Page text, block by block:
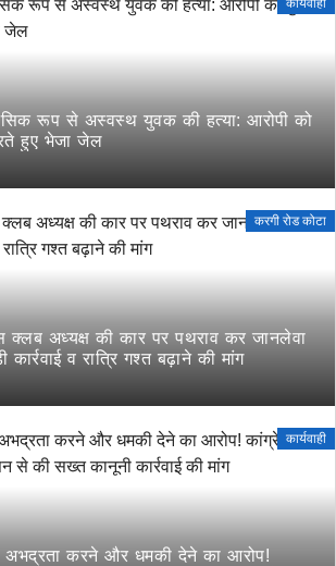
कार्यवाही
रूप से अस्वस्थ युवक की हत्या: आरोपी को
हुए भेजा जेल
करगी रोड कोटा
अध्यक्ष की कार पर पथराव कर जानलेवा
व रात्रि गश्त बढ़ाने की मांग
कार्यवाही
अभद्रता करने और धमकी देने का आरोप!